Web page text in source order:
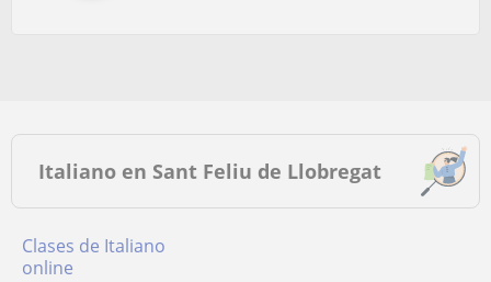
Italiano en Sant Feliu de Llobregat
Clases de Italiano
online